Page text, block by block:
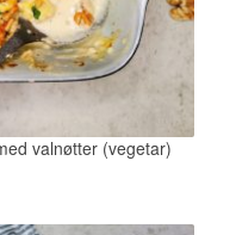
valnøtter (vegetar)